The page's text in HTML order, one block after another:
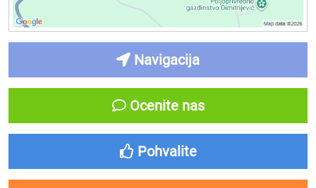
Navigacija
Ocenite nas
Pohvalite